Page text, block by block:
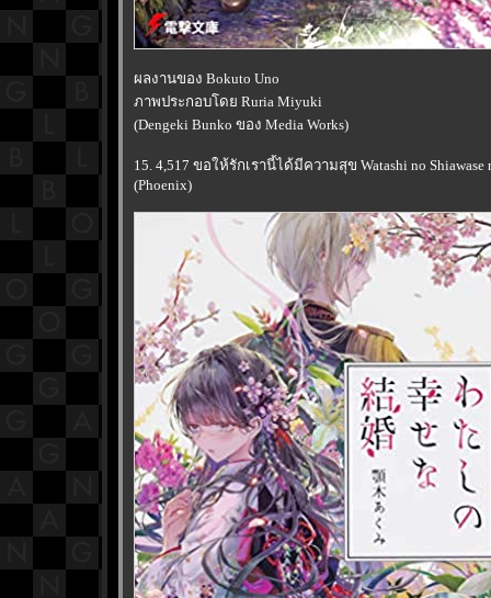
ผลงานของ Bokuto Uno
ภาพประกอบโดย Ruria Miyuki
(Dengeki Bunko ของ Media Works)
15. 4,517 ขอให้รักเรานี้ได้มีความสุข Watashi no Shiawase
(Phoenix)